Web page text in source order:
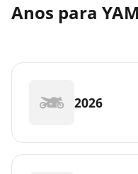
Anos para
2026